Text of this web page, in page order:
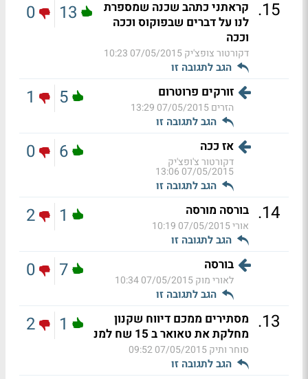
15
. קראתני כתהב שכנה שמספרת
לנו על דברים שבפוקוס וככה
וככה
דקורטור צופצ'יק07/05/2015 10:23
הגב לתגובה זו
13
0
זורקים פרוטרום
הזרים07/05/2015 13:29
הגב לתגובה זו
5
1
אז ככה
דקורטור צ'ופצ'יק
07/05/2015 13:06
הגב לתגובה זו
6
0
14
. בורסה מורסה
אורי07/05/2015 10:19
הגב לתגובה זו
1
2
בורסה
לאורי מוק07/05/2015 10:34
הגב לתגובה זו
7
0
13
. מסתירים ממכם דיווח שקנון
מחלקת את טאואר ב 15 שח למנ
סוחר ותיק07/05/2015 09:52
הגב לתגובה זו
1
2